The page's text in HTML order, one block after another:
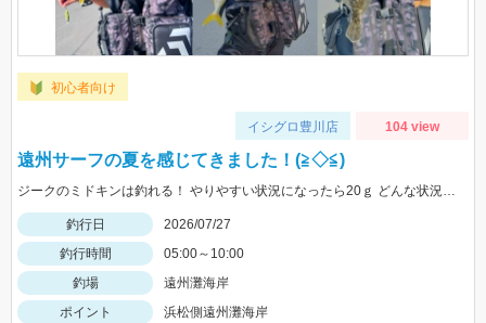
初心者向け
イシグロ豊川店 104 view
遠州サーフの夏を感じてきました！(≧◇≦)
ジークのミドキンは釣れる！ やりやすい状況になったら20ｇ どんな状況でも100ｍ以上飛ばすなら 40ｇがおすすめ
釣行日
2026/07/27
釣行時間
05:00～10:00
釣場
遠州灘海岸
ポイント
浜松側遠州灘海岸